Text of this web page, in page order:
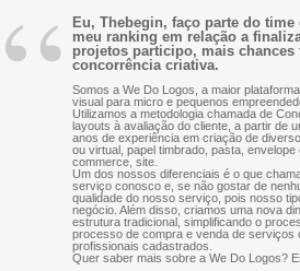
“
Eu, Thebegin, faço parte do
meu ranking em relação a
projetos participo, mais
concorrência criativa.
Somos a We Do Logos, a maior
visual para micro e pequenos
Utilizamos a metodologia chamada de
layouts à avaliação do cliente, a partir de
anos de experiência em criação de
ou virtual, papel timbrado, pasta,
commerce, site.
Um dos nossos diferenciais é o que
serviço conosco e, se não gostar de
qualidade do nosso serviço, pois nosso
negócio. Além disso, criamos uma nova
estrutura tradicional, simplificando o
processo de compra e venda de serviços
profissionais cadastrados.
Quer saber mais sobre a We Do Logos?